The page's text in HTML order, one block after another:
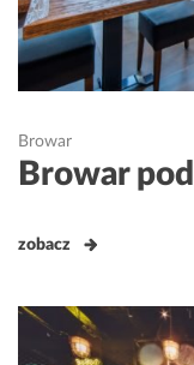
Browar
Browar
zobacz